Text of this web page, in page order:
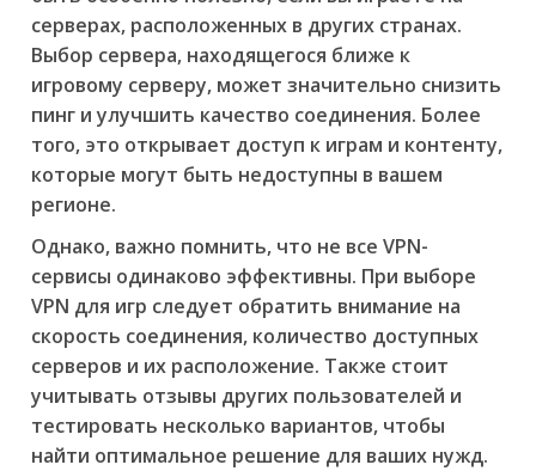
серверах, расположенных в других странах.
Выбор сервера, находящегося ближе к
игровому серверу, может значительно снизить
пинг и улучшить качество соединения. Более
того, это открывает доступ к играм и контенту,
которые могут быть недоступны в вашем
регионе.
Однако, важно помнить, что не все VPN-
сервисы одинаково эффективны. При выборе
VPN для игр следует обратить внимание на
скорость соединения, количество доступных
серверов и их расположение. Также стоит
учитывать отзывы других пользователей и
тестировать несколько вариантов, чтобы
найти оптимальное решение для ваших нужд.